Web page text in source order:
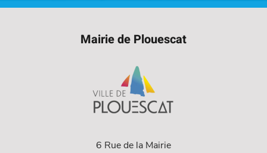
Mairie de Plouescat
6 Rue de la Mairie